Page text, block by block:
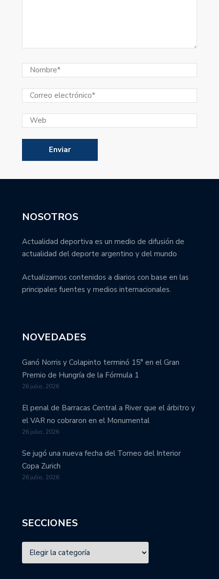
NOSOTROS
Actualidad deportiva es un medio de difusión de
actualidad del deporte argentino y del mundo
Actualizamos contenidos a diarios con base en las
principales fuentes y medios internacionales.
NOVEDADES
Ganó Norris y Colapinto terminó 15° en el Gran
Premio de Hungría de la Fórmula 1
26 julio, 2026
El penal de Barracas Central a River que el árbitro y
el VAR no cobraron en el Monumental
26 julio, 2026
Se jugó una nueva fecha del Torneo del Interior
Copa Zurich
26 julio, 2026
SECCIONES